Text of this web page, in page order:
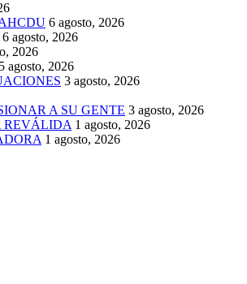
6 agosto, 2026
6 agosto, 2026
2026
5 agosto, 2026
3 agosto, 2026
A SU GENTE 3 agosto, 2026
REVÁLIDA 1 agosto, 2026
1 agosto, 2026